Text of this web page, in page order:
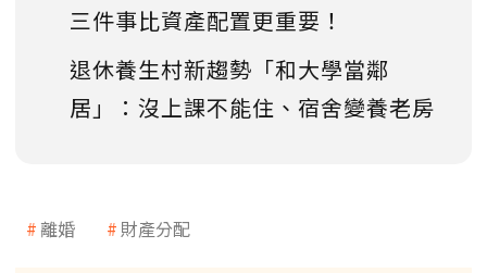
三件事比資產配置更重要！
退休養生村新趨勢「和大學當鄰
居」：沒上課不能住、宿舍變養老房
離婚 財產分配